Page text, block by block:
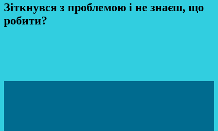
Зіткнувся з проблемою і не знаєш, що
робити?